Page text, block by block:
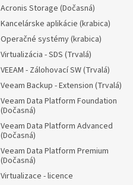
Acronis Storage (Dočasná)
Kancelárske aplikácie (krabica)
Operačné systémy (krabica)
Virtualizácia - SDS (Trvalá)
VEEAM - Zálohovací SW (Trvalá)
Veeam Backup - Extension (Trvalá)
Veeam Data Platform Foundation
(Dočasná)
Veeam Data Platform Advanced
(Dočasná)
Veeam Data Platform Premium
(Dočasná)
Virtualizace - licence